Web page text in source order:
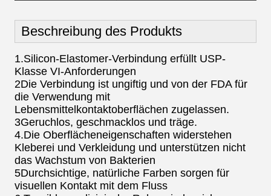
Beschreibung des Produkts
1.Silicon-Elastomer-Verbindung erfüllt USP-
Klasse VI-Anforderungen
2Die Verbindung ist ungiftig und von der FDA für
die Verwendung mit
Lebensmittelkontaktoberflächen zugelassen.
3Geruchlos, geschmacklos und träge.
4.Die Oberflächeneigenschaften widerstehen
Kleberei und Verkleidung und unterstützen nicht
das Wachstum von Bakterien
5Durchsichtige, natürliche Farben sorgen für
visuellen Kontakt mit dem Fluss